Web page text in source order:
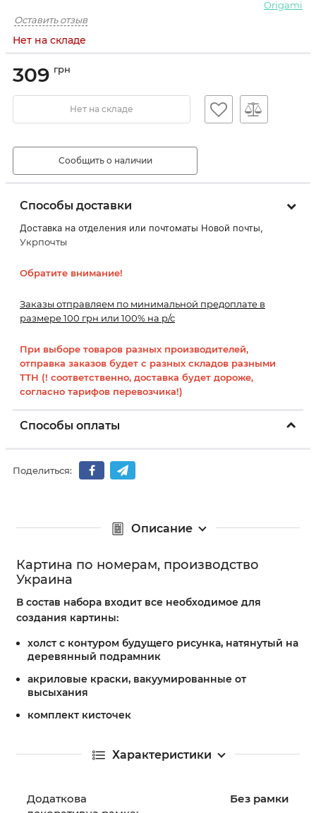
Origami
Оставить отзыв
Нет на складе
309 грн
Нет на складе
Сообщить о наличии
Способы доставки
Доставка на отделения или почтоматы Новой почты,
Укрпочты
Обратите внимание!
Заказы отправляем по минимальной предоплате в
размере 100 грн или 100% на р/с
При выборе товаров разных производителей,
отправка заказов будет с разных складов разными
ТТН (! соответственно, доставка будет дороже,
согласно тарифов перевозчика!)
Способы оплаты
Поделиться:
Описание
Картина по номерам, производство
Украина
В состав набора входит все необходимое для
создания картины:
холст с контуром будущего рисунка, натянутый на
деревянный подрамник
акриловые краски, вакуумированные от
высыхания
комплект кисточек
Характеристики
Додаткова
Без рамки